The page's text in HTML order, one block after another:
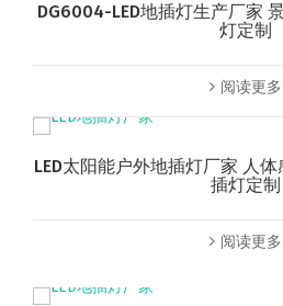
DG6004-LED地插灯生产厂家
灯定制
阅读更多
LED太阳能户外地插灯厂家 人
插灯定制
阅读更多